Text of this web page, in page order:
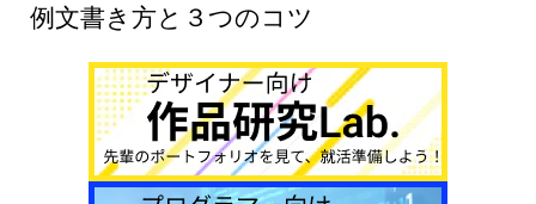
例文書き方と３つのコツ